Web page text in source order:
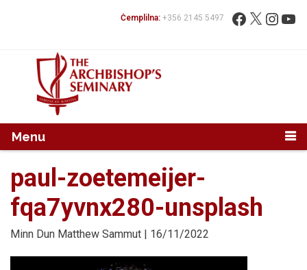
Fittex: Facebook
X
Ċemplilna: +356 2145 5497
Menu
paul-zoetemeijer-
fqa7yvnx280-unsplash
Minn Dun Matthew Sammut | 16/11/2022